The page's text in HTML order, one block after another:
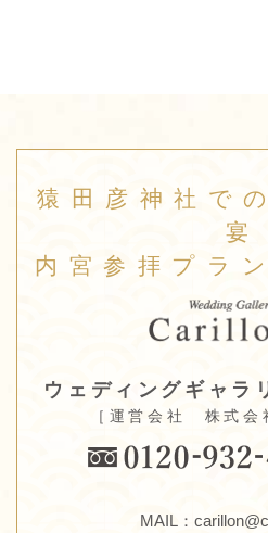
猿田彦神社で
宴
内宮参拝プラ
ウェディングギャラ
［運営会社 株式会
MAIL：